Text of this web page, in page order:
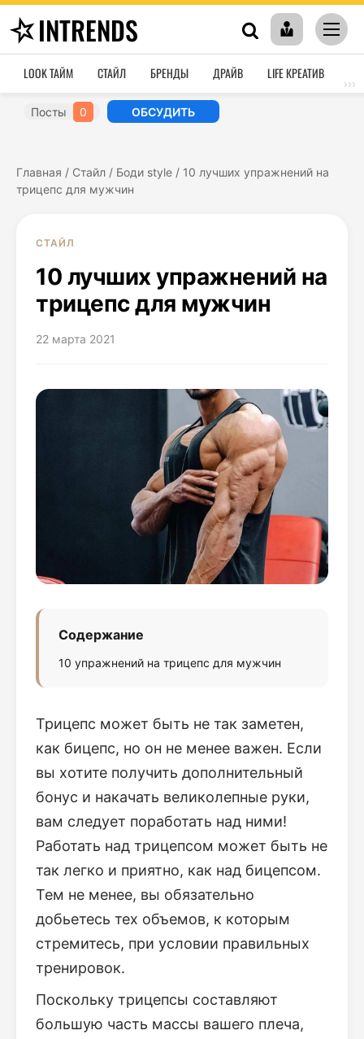
INTRENDS
LOOK ТАЙМ СТАЙЛ БРЕНДЫ ДРАЙВ LIFE КРЕАТИВ
›››
Посты 0 ОБСУДИТЬ
Главная / Стайл / Боди style / 10 лучших упражнений на
трицепс для мужчин
СТАЙЛ
10 лучших упражнений на
трицепс для мужчин
22 марта 2021
Содержание
10 упражнений на трицепс для мужчин
Трицепс может быть не так заметен,
как бицепс, но он не менее важен. Если
вы хотите получить дополнительный
бонус и накачать великолепные руки,
вам следует поработать над ними!
Работать над трицепсом может быть не
так легко и приятно, как над бицепсом.
Тем не менее, вы обязательно
добьетесь тех объемов, к которым
стремитесь, при условии правильных
тренировок.
Поскольку трицепсы составляют
большую часть массы вашего плеча,